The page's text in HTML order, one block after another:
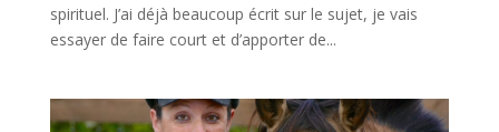
spirituel. J’ai déjà beaucoup écrit sur le sujet, je vais
essayer de faire court et d’apporter de...